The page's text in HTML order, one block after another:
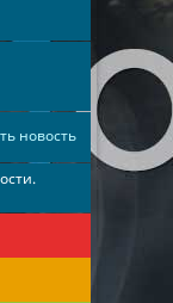
новость